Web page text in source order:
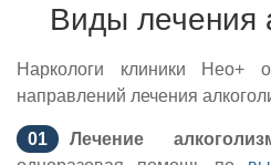
Виды лечения
Наркологи клиники Нео+
направлений лечения
Лечение